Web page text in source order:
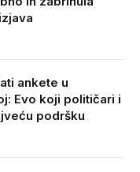
ankete u
Evo koji političari i
podršku